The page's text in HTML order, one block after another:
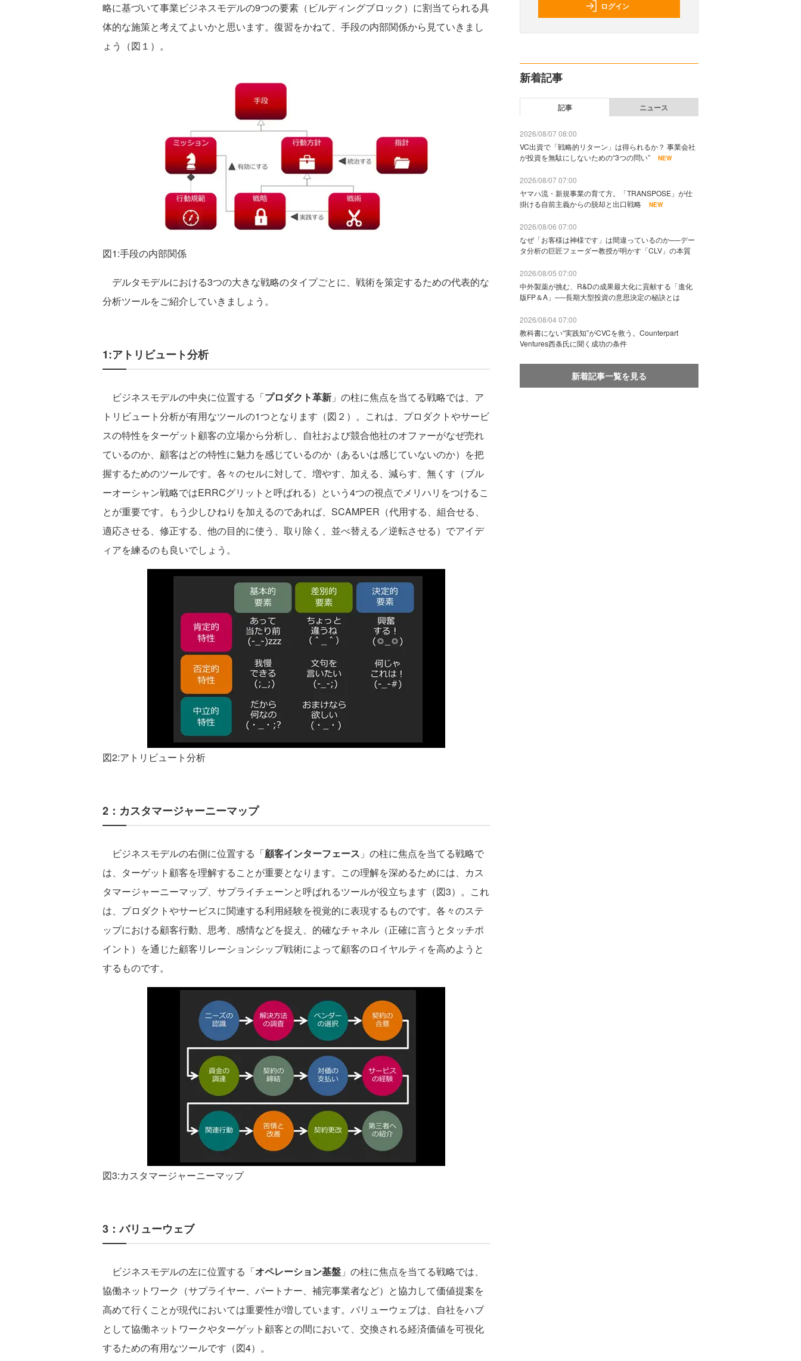
略に基づいて事業ビジネスモデルの9つの要素（ビルディングブロック）に割当てられる具
体的な施策と考えてよいかと思います。復習をかねて、手段の内部関係から見ていきまし
ょう（図１）。
図1:手段の内部関係
デルタモデルにおける3つの大きな戦略のタイプごとに、戦術を策定するための代表的な
分析ツールをご紹介していきましょう。
1:アトリビュート分析
ビジネスモデルの中央に位置する「プロダクト革新 」の柱に焦点を当てる戦略では、ア
トリビュート分析が有用なツールの1つとなります（図２）。これは、プロダクトやサービ
スの特性をターゲット顧客の立場から分析し、自社および競合他社のオファーがなぜ売れ
ているのか、顧客はどの特性に魅力を感じているのか（あるいは感じていないのか）を把
握するためのツールです。各々のセルに対して、増やす、加える、減らす、無くす（ブル
ーオーシャン戦略ではERRCグリットと呼ばれる）という4つの視点でメリハリをつけるこ
とが重要です。もう少しひねりを加えるのであれば、SCAMPER（代用する、組合せる、
適応させる、修正する、他の目的に使う、取り除く、並べ替える／逆転させる）でアイデ
ィアを練るのも良いでしょう。
図2:アトリビュート分析
2：カスタマージャーニーマップ
ビジネスモデルの右側に位置する「顧客インターフェース 」の柱に焦点を当てる戦略で
は、ターゲット顧客を理解することが重要となります。この理解を深めるためには、カス
タマージャーニーマップ、サプライチェーンと呼ばれるツールが役立ちます（図3）。これ
は、プロダクトやサービスに関連する利用経験を視覚的に表現するものです。各々のステ
ップにおける顧客行動、思考、感情などを捉え、的確なチャネル（正確に言うとタッチポ
イント）を通じた顧客リレーションシップ戦術によって顧客のロイヤルティを高めようと
するものです。
図3:カスタマージャーニーマップ
3：バリューウェブ
ビジネスモデルの左に位置する「オペレーション基盤 」の柱に焦点を当てる戦略では、
協働ネットワーク（サプライヤー、パートナー、補完事業者など）と協力して価値提案を
高めて行くことが現代においては重要性が増しています。バリューウェブは、自社をハブ
として協働ネットワークやターゲット顧客との間において、交換される経済価値を可視化
するための有用なツールです（図4）。
ログイン
新着記事
記事 ニュース
2026/08/07 08:00
VC出資で「戦略的リターン」は得られるか？ 事業会社
が投資を無駄にしないための“3つの問い”
NEW
2026/08/07 07:00
ヤマハ流・新規事業の育て方。「TRANSPOSE」が仕
掛ける自前主義からの脱却と出口戦略
NEW
2026/08/06 07:00
なぜ「お客様は神様です」は間違っているのか──デー
タ分析の巨匠フェーダー教授が明かす「CLV」の本質
2026/08/05 07:00
中外製薬が挑む、R&Dの成果最大化に貢献する「進化
版FP＆A」──長期大型投資の意思決定の秘訣とは
2026/08/04 07:00
教科書にない“実践知”がCVCを救う。Counterpart
Ventures西条氏に聞く成功の条件
新着記事一覧を見る